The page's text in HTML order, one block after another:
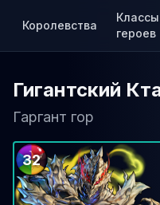
Королевства
Классы
героев
Гигантский
Гаргант гор
32